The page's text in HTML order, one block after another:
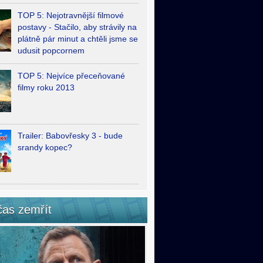
TOP 5: Nejotravnější filmové
postavy - Stačilo, aby strávily na
plátně pár minut a chtěli jsme se
udusit popcornem
TOP 5: Nejvíce přeceňované
filmy roku 2013
Trailer: Babovřesky 3 - bude
srandy kopec?
zemřít